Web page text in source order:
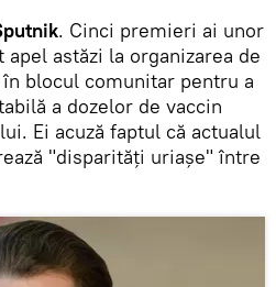
. ​​Cinci premieri ai unor
astăzi la organizarea de
blocul comunitar pentru a
a dozelor de vaccin
Ei acuză faptul că actualul
"disparităţi uriaşe" între